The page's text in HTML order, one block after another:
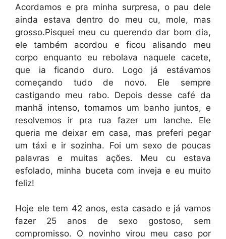
Acordamos e pra minha surpresa, o pau dele
ainda estava dentro do meu cu, mole, mas
grosso.Pisquei meu cu querendo dar bom dia,
ele também acordou e ficou alisando meu
corpo enquanto eu rebolava naquele cacete,
que ia ficando duro. Logo já estávamos
começando tudo de novo. Ele sempre
castigando meu rabo. Depois desse café da
manhã intenso, tomamos um banho juntos, e
resolvemos ir pra rua fazer um lanche. Ele
queria me deixar em casa, mas preferi pegar
um táxi e ir sozinha. Foi um sexo de poucas
palavras e muitas ações. Meu cu estava
esfolado, minha buceta com inveja e eu muito
feliz!
Hoje ele tem 42 anos, esta casado e já vamos
fazer 25 anos de sexo gostoso, sem
compromisso. O novinho virou meu caso por